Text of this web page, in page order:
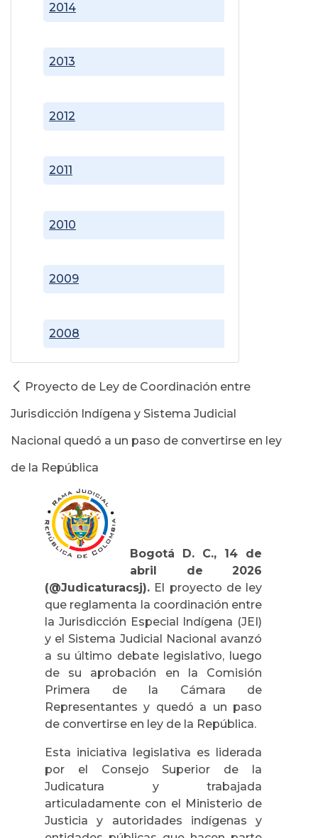
2008
2009
2010
2011
2012
2013
2014
Proyecto de Ley de Coordinación entre
Jurisdicción Indígena y Sistema Judicial
Nacional quedó a un paso de convertirse en ley
de la República
Bogotá D. C., 14 de
abril de 2026
(@Judicaturacsj). El proyecto de ley
que reglamenta la coordinación entre
la Jurisdicción Especial Indígena (JEI)
y el Sistema Judicial Nacional avanzó
a su último debate legislativo, luego
de su aprobación en la Comisión
Primera de la Cámara de
Representantes y quedó a un paso
de convertirse en ley de la República.
Esta iniciativa legislativa es liderada
por el Consejo Superior de la
Judicatura y trabajada
articuladamente con el Ministerio de
Justicia y autoridades indígenas y